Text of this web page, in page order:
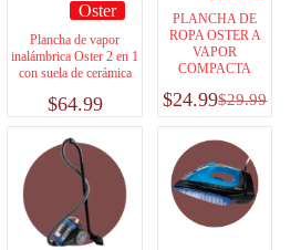
Oster
Plancha de vapor
inalámbrica Oster 2 en 1
con suela de cerámica
$64.99
PLANCHA DE
ROPA OSTER A
VAPOR
COMPACTA
$29.99
$24.99